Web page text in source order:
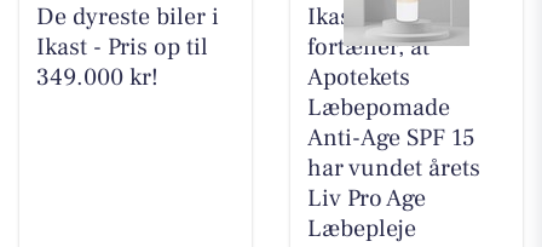
De dyreste biler i
Ikast - Pris op til
349.000 kr!
Ikast Apotek
fortæller, at
Apotekets
Læbepomade
Anti-Age SPF 15
har vundet årets
Liv Pro Age
Læbepleje